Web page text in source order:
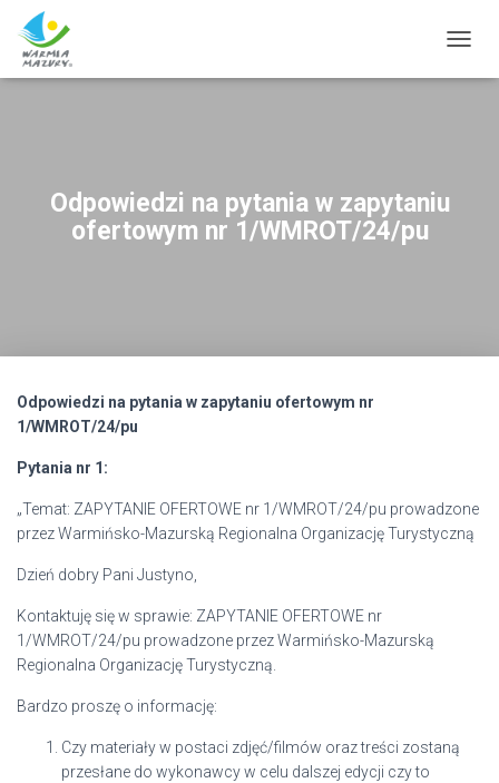
O
Odpowiedzi na pytania w zapytaniu
ofertowym nr 1/WMROT/24/pu
Odpowiedzi na pytania w zapytaniu ofertowym nr
1/WMROT/24/pu
Pytania nr 1:
„Temat: ZAPYTANIE OFERTOWE nr 1/WMROT/24/pu prowadzone
przez Warmińsko-Mazurską Regionalna Organizację Turystyczną
Dzień dobry Pani Justyno,
Kontaktuję się w sprawie: ZAPYTANIE OFERTOWE nr
1/WMROT/24/pu prowadzone przez Warmińsko-Mazurską
Regionalna Organizację Turystyczną.
Bardzo proszę o informację:
Czy materiały w postaci zdjęć/filmów oraz treści zostaną
przesłane do wykonawcy w celu dalszej edycji czy to